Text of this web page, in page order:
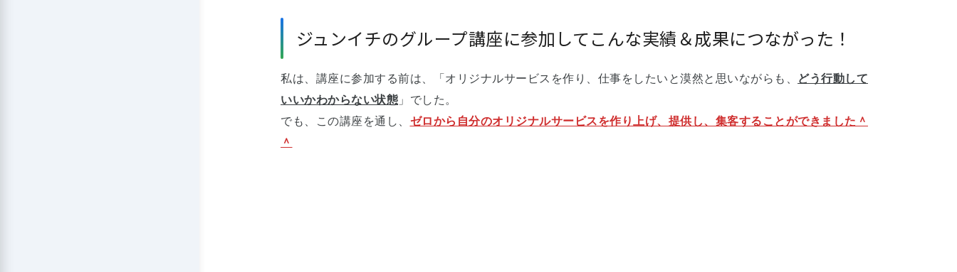
ジュンイチのグループ講座に参加してこんな実績＆成果につながった！
私は、講座に参加する前は、「オリジナルサービスを作り、仕事をしたいと漠然と思いながらも、
どう行動して
いいかわからない状態 」でした。
でも、この講座を通し、 ゼロから自分のオリジナルサービスを作り上げ、提供し、集客することができました＾
＾